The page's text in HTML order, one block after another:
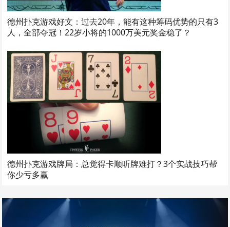
德州扑克游戏好文：过去20年，能有这种筹码优势的只有3
人，全部夺冠！22岁小将的1000万美元奖金稳了？
德州扑克游戏牌局：总觉得卡顺听牌难打？3个实战技巧帮
你少亏多赢